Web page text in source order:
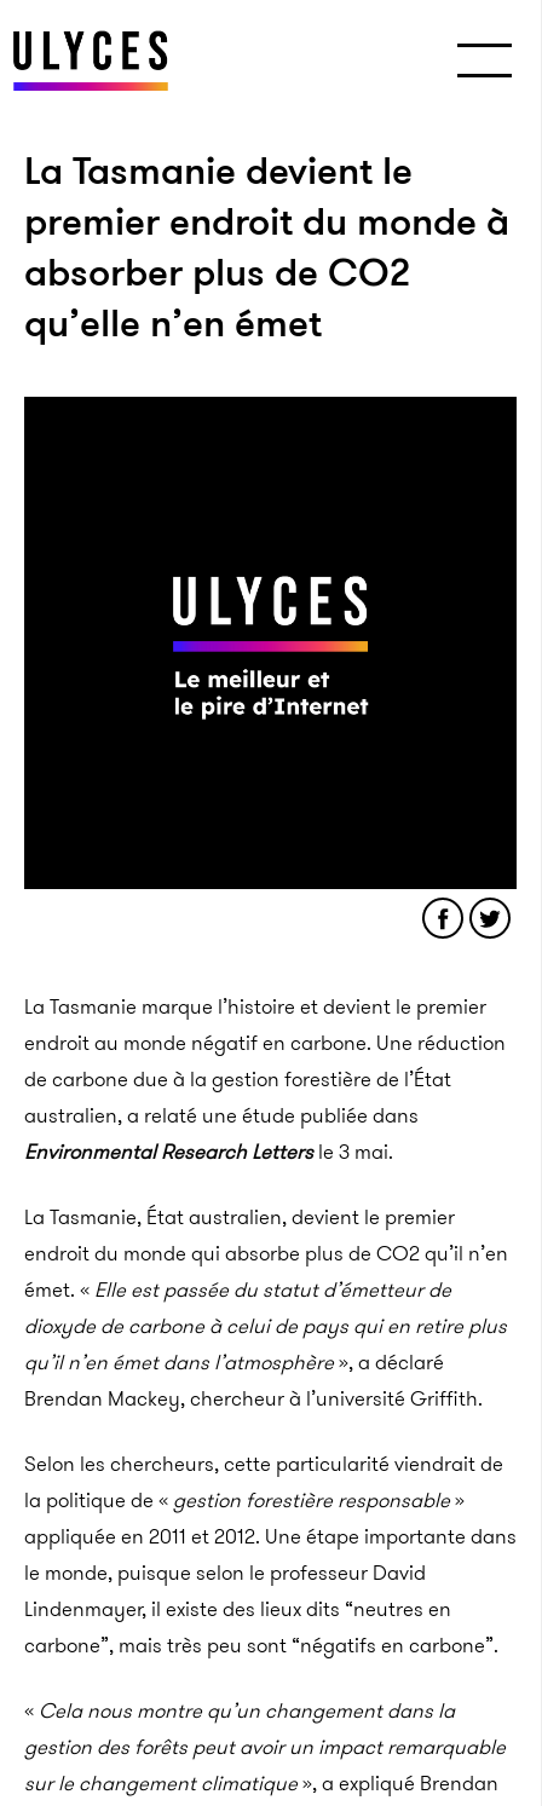
La Tasmanie devient le
premier endroit du monde à
absorber plus de CO2
qu’elle n’en émet
La Tasmanie marque l’histoire et devient le premier
endroit au monde négatif en carbone. Une réduction
de carbone due à la gestion forestière de l’État
australien, a relaté une étude publiée dans
Environmental Research Lettersle 3 mai.
La Tasmanie, État australien, devient le premier
endroit du monde qui absorbe plus de CO2 qu’il n’en
émet. « Elle est passée du statut d’émetteur de
dioxyde de carbone à celui de pays qui en retire plus
qu’il n’en émet dans l’atmosphère», a déclaré
Brendan Mackey, chercheur à l’université Griffith.
Selon les chercheurs, cette particularité viendrait de
la politique de « gestion forestière responsable»
appliquée en 2011 et 2012. Une étape importante dans
le monde, puisque selon le professeur David
Lindenmayer, il existe des lieux dits “neutres en
carbone”, mais très peu sont “négatifs en carbone”.
« Cela nous montre qu’un changement dans la
gestion des forêts peut avoir un impact remarquable
sur le changement climatique», a expliqué Brendan